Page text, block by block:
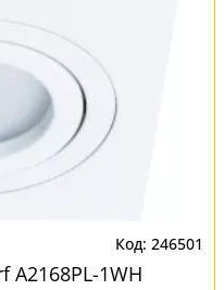
246501
A2168PL-1WH